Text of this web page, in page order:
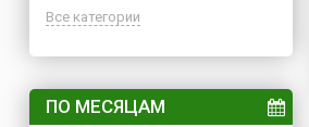
Греция
Египет
Армейские
Водные
Все категории
ПО МЕСЯЦАМ